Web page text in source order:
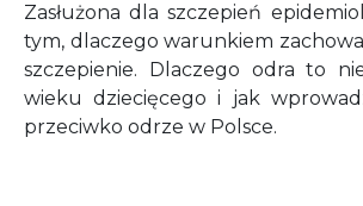
Zasłużona dla szczepień
tym, dlaczego warunkiem
szczepienie. Dlaczego odra to
wieku dziecięcego i jak
przeciwko odrze w Polsce.